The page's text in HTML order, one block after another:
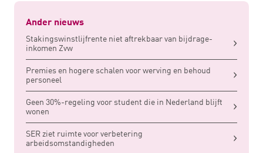
Ander nieuws
Stakingswinstlijfrente niet aftrekbaar van bijdrage-
inkomen Zvw
Premies en hogere schalen voor werving en behoud
personeel
Geen 30%-regeling voor student die in Nederland blijft
wonen
SER ziet ruimte voor verbetering
arbeidsomstandigheden